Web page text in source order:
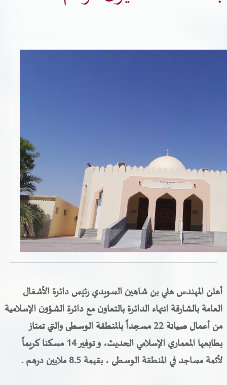
سياسة النظام الإداري المتكامل
سياسة نظام إدارة المرافق
مشاريع الدائرة
المنشآت العمرانية
خدمات الدائرة
خدمات الأفراد
خدمات الشركات
خدمات الجهات الحكومية
خدمات الموظفين
أعلن المهندس علي بن شاهين السويدي رئيسدائرة الأشغال
العامة بالشارقةانتهاء الدائرة بالتعاون مع دائرة الشؤون الإسلامية
من أعمال صيانة 22 مسجداً
بالمنطقة الوسطىوالتي تمتاز
بطابعها المعماري الإسلامي الحديث،
و توفير 14 مسكنا كريماً
لأئمة مساجد في المنطقة الوسطى ،بقيمة 8.5 ملايين درهم .